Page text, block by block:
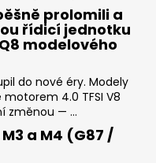
prolomili a
řídicí jednotku
modelového
do nové éry. Modely
motorem 4.0 TFSI V8
změnou — ...
M3 a M4 (G87 /